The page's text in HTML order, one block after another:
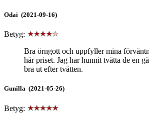
Odai (2021-09-16)
Betyg:
Bra örngott och uppfyller mina
här priset. Jag har hunnit tvätta de en
bra ut efter tvätten.
Gunilla (2021-05-26)
Betyg: